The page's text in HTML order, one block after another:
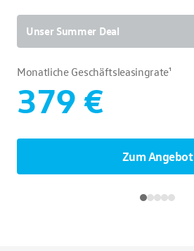
Unser Summer Deal
Monatliche Geschäftsleasingrate¹
379 €
Zum Angebot